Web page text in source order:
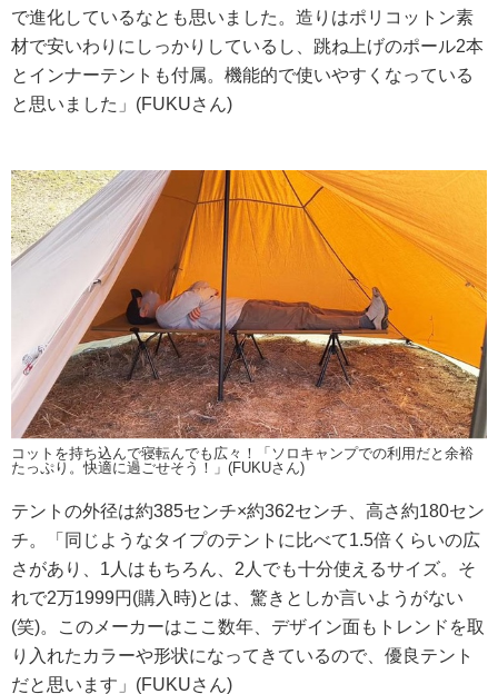
で進化しているなとも思いました。造りはポリコットン素
材で安いわりにしっかりしているし、跳ね上げのポール2本
とインナーテントも付属。機能的で使いやすくなっている
と思いました」(FUKUさん)
コットを持ち込んで寝転んでも広々！「ソロキャンプでの利用だと余裕
たっぷり。快適に過ごせそう！」(FUKUさん)
テントの外径は約385センチ×約362センチ、高さ約180セン
チ。「同じようなタイプのテントに比べて1.5倍くらいの広
さがあり、1人はもちろん、2人でも十分使えるサイズ。そ
れで2万1999円(購入時)とは、驚きとしか言いようがない
(笑)。このメーカーはここ数年、デザイン面もトレンドを取
り入れたカラーや形状になってきているので、優良テント
だと思います」(FUKUさん)